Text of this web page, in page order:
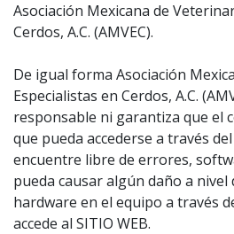
Asociación Mexicana de
Cerdos, A.C. (AMVEC).
De igual forma Asociación
Especialistas en Cerdos, A.C.
responsable ni garantiza que el
que pueda accederse a través del
encuentre libre de errores,
pueda causar algún daño a nivel
hardware en el equipo a través
accede al SITIO WEB.